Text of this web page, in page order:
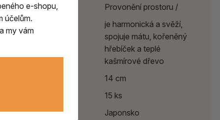
Účinek
Provonění prostoru /
Vůně
je harmonická a svěží,
spojuje mátu, kořeněný
hřebíček a teplé
kašmírové dřevo
14 cm
15 ks
Země původu
Japonsko
e-shopu,
účelům.
my vám